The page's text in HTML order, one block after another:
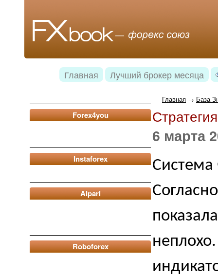
Главная Лучший брокер месяца
Forex4you
Instaforex
Alpari
Roboforex
Главная → База
6 марта
Система